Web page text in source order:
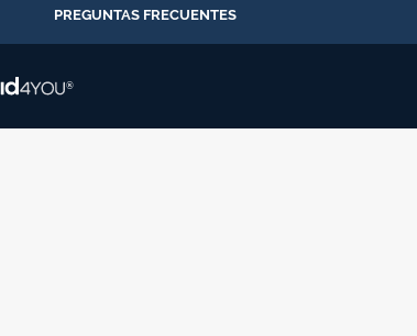
PREGUNTAS FRECUENTES